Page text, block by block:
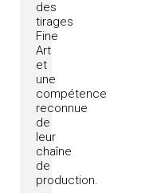
des
tirages
Fine
Art
et
une
compétence
reconnue
de
leur
chaîne
de
production.